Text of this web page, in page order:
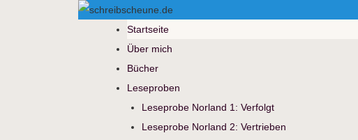
Startseite
Über mich
Bücher
Leseproben
Leseprobe Norland 1: Verfolgt
Leseprobe Norland 2: Vertrieben